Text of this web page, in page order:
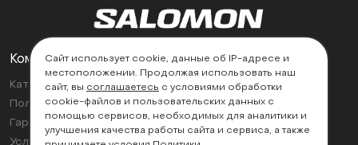
Компания
Каталог
Политика возврата
Гарантии
Условия эксплуатации
Поддержка
Контакты
Найти магазин
Сайт использует cookie, данные об IP-адресе и
местоположении. Продолжая использовать наш
сайт, вы соглашаетесь с условиями обработки
cookie-файлов и пользовательских данных с
помощью сервисов, необходимых для аналитики и
улучшения качества работы сайта и сервиса, а также